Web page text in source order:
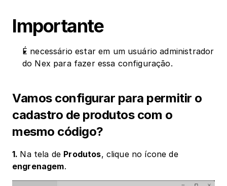
Importante
É necessário estar em um usuário administrador
do Nex para fazer essa configuração.
Vamos configurar para permitir o
cadastro de produtos com o
mesmo código?
1. Na tela de Produtos
, clique no ícone de
engrenagem.